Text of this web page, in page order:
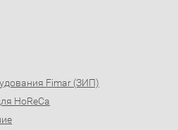
Fimar (ЗИП)
HoReCa